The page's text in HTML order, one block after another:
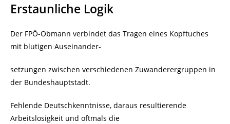
Erstaunliche Logik
Der FPÖ-Obmann verbindet das Tragen eines Kopftuches
mit blutigen Auseinander-
setzungen zwischen verschiedenen Zuwanderergruppen in
der Bundeshauptstadt.
Fehlende Deutschkenntnisse, daraus resultierende
Arbeitslosigkeit und oftmals die